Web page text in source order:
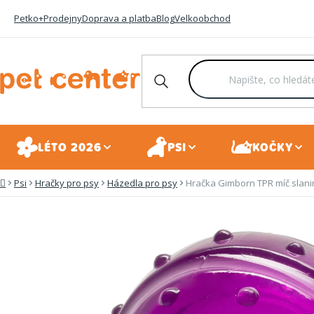
Petko+ProdejnyDoprava a platbaBlogVelkoobchod
LÉTO 2026 PSI KOČKY
Domů
Psi Hračky pro psy Házedla pro psy Hračka Gimborn TPR míč